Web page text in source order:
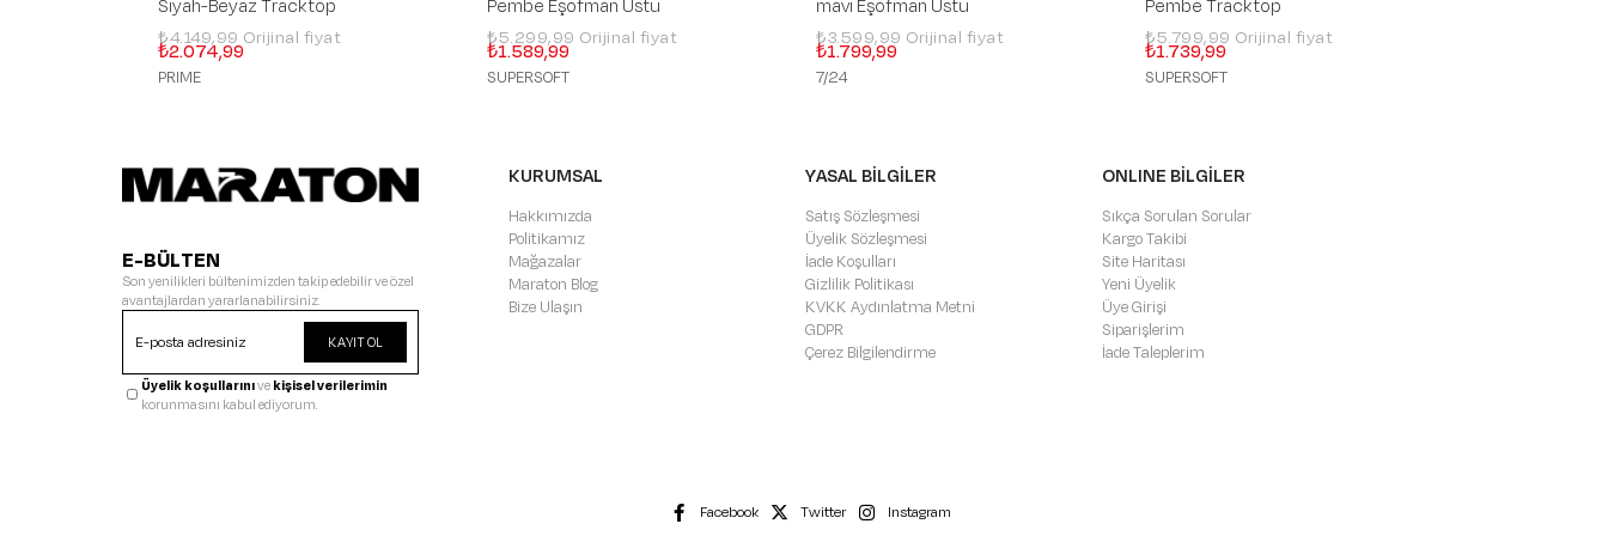
Siyah-Beyaz Tracktop
₺2.074,99
₺4.149,99
PRIME
Pembe Eşofman Üstü
₺1.589,99
₺5.299,99
SUPERSOFT
mavi Eşofman Üstü
₺1.799,99
₺3.599,99
7/24
Pembe Tracktop
₺1.739,99
₺5.799,99
SUPERSOFT
E-BÜLTEN
Son yenilikleri bültenimizden takip edebilir ve özel
avantajlardan yararlanabilirsiniz.
KAYIT OL
Üyelik koşullarınıvekişisel verilerimin
korunmasını kabul ediyorum.
KURUMSAL
Hakkımızda
Politikamız
Mağazalar
Maraton Blog
Bize Ulaşın
YASAL BİLGİLER
Satış Sözleşmesi
Üyelik Sözleşmesi
İade Koşulları
Gizlilik Politikası
KVKK Aydınlatma Metni
GDPR
Çerez Bilgilendirme
ONLINE BİLGİLER
Sıkça Sorulan Sorular
Kargo Takibi
Site Haritası
Yeni Üyelik
Üye Girişi
Siparişlerim
İade Taleplerim
Facebook Twitter Instagram